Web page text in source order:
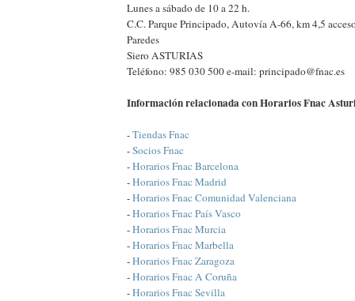
Lunes a sábado de 10 a 22 h.
C.C. Parque Principado, Autovía A-66, km 4,5
Paredes
Siero ASTURIAS
Teléfono: 985 030 500 e-mail: principado@fnac.es
Información relacionada con Horarios Fnac
-Tiendas Fnac
-Socios Fnac
-Horarios Fnac Barcelona
-Horarios Fnac Madrid
-Horarios Fnac Comunidad Valenciana
-Horarios Fnac País Vasco
-Horarios Fnac Murcia
-Horarios Fnac Marbella
-Horarios Fnac Zaragoza
-Horarios Fnac A Coruña
-Horarios Fnac Sevilla